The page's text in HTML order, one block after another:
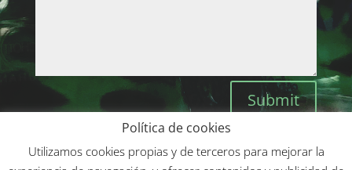
Submit
Política de cookies
Utilizamos cookies propias y de terceros para mejorar la